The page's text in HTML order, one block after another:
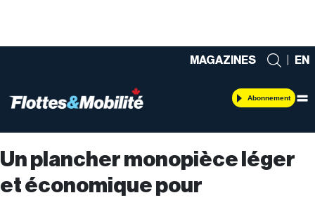
MAGAZINES EN
Abonnement
Un plancher monopièce léger
et économique pour